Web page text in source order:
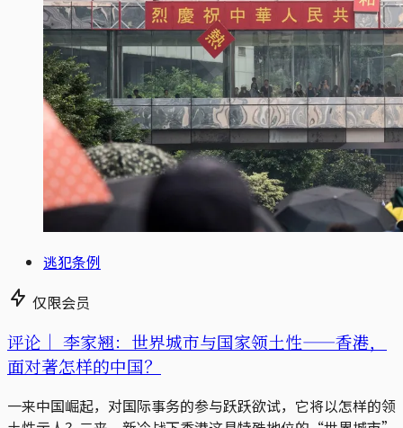
逃犯条例
仅限会员
评论｜ 李家翘：世界城市与国家领土性——香港，
面对著怎样的中国？
一来中国崛起，对国际事务的参与跃跃欲试，它将以怎样的领